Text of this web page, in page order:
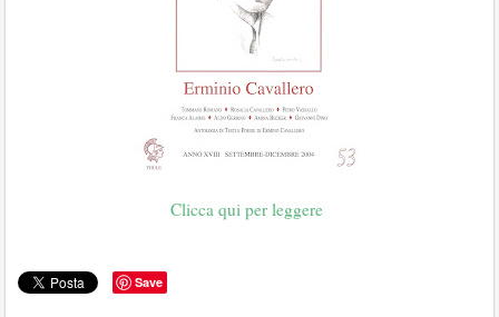
Clicca qui per leggere
Save